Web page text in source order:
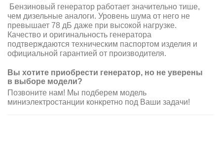
Бензиновый генератор работает значительно тише,
чем дизельные аналоги. Уровень шума от него не
превышает 78 дБ даже при высокой нагрузке.
Качество и оригинальность генератора
подтверждаются техническим паспортом изделия и
официальной гарантией от производителя.
Вы хотите приобрести генератор, но не уверены
в выборе модели?
Позвоните нам! Мы подберем модель
миниэлектростанции конкретно под Ваши задачи!